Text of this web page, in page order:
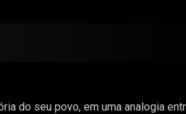
do seu povo, em uma analogia